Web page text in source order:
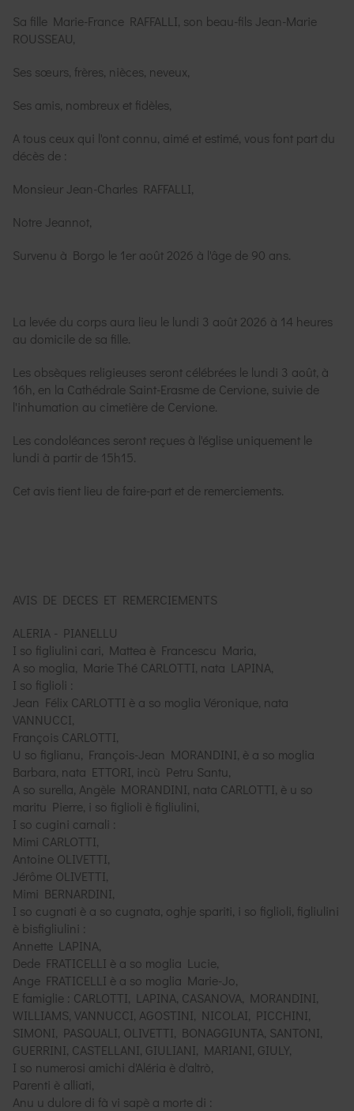
Sa fille Marie-France RAFFALLI, son beau-fils Jean-Marie
ROUSSEAU,
Ses sœurs, frères, nièces, neveux,
Ses amis, nombreux et fidèles,
A tous ceux qui l'ont connu, aimé et estimé, vous font part du
décès de :
Monsieur Jean-Charles RAFFALLI,
Notre Jeannot,
Survenu à Borgo le 1er août 2026 à l'âge de 90 ans.
La levée du corps aura lieu le lundi 3 août 2026 à 14 heures
au domicile de sa fille.
Les obsèques religieuses seront célébrées le lundi 3 août, à
16h, en la Cathédrale Saint-Erasme de Cervione, suivie de
l'inhumation au cimetière de Cervione.
Les condoléances seront reçues à l'église uniquement le
lundi à partir de 15h15.
Cet avis tient lieu de faire-part et de remerciements.
AVIS DE DECES ET REMERCIEMENTS
ALERIA - PIANELLU
I so figliulini cari, Mattea è Francescu Maria,
A so moglia, Marie Thé CARLOTTI, nata LAPINA,
I so figlioli :
Jean Félix CARLOTTI è a so moglia Véronique, nata
VANNUCCI,
François CARLOTTI,
U so figlianu, François-Jean MORANDINI, è a so moglia
Barbara, nata ETTORI, incù Petru Santu,
A so surella, Angèle MORANDINI, nata CARLOTTI, è u so
maritu Pierre, i so figlioli è figliulini,
I so cugini carnali :
Mimi CARLOTTI,
Antoine OLIVETTI,
Jérôme OLIVETTI,
Mimi BERNARDINI,
I so cugnati è a so cugnata, oghje spariti, i so figlioli, figliulini
è bisfigliulini :
Annette LAPINA,
Dede FRATICELLI è a so moglia Lucie,
Ange FRATICELLI è a so moglia Marie-Jo,
E famiglie : CARLOTTI, LAPINA, CASANOVA, MORANDINI,
WILLIAMS, VANNUCCI, AGOSTINI, NICOLAI, PICCHINI,
SIMONI, PASQUALI, OLIVETTI, BONAGGIUNTA, SANTONI,
GUERRINI, CASTELLANI, GIULIANI, MARIANI, GIULY,
I so numerosi amichi d'Aléria è d'altrò,
Parenti è alliati,
Anu u dulore di fà vi sapè a morte di :